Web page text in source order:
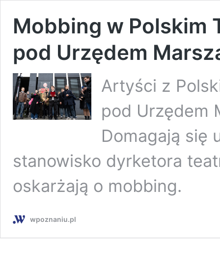
Mobbing w Polskim
pod Urzędem
Artyści z
pod Urzędem
Domagają się
stanowisko dyrketora
oskarżają o mobbing.
wpoznaniu.pl